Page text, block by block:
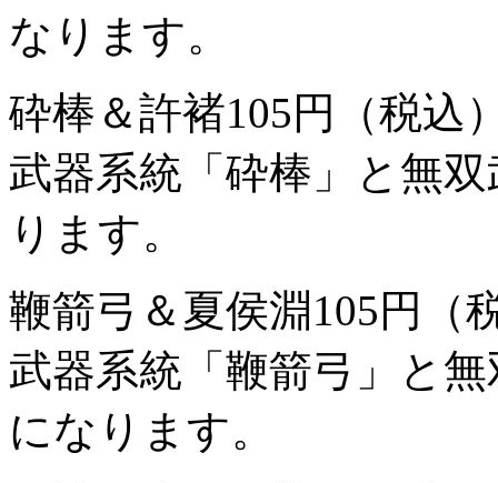
なります。
砕棒＆許褚105円（税込
武器系統「砕棒」と無
ります。
鞭箭弓＆夏侯淵105円（
武器系統「鞭箭弓」と
になります。